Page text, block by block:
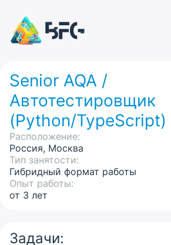
Senior AQA /
Автотестировщик
(Python/TypeScript)
Расположение:
Россия, Москва
Тип занятости:
Гибридный формат работы
Опыт работы:
от 3 лет
Задачи: